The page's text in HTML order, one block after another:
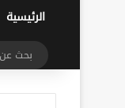
الرئيسية